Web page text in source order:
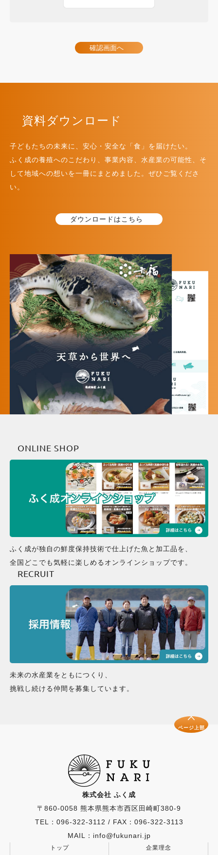
失・破損・改ざん・漏洩などを防止するため、
全対策を実施し、個人情報の厳重な管理を行い
個人情報の利用目的
せ時に、お名前、E-mailアドレス、電話番号等
の個人情報をご登録いただく場合がございます
が、これらの個人情報はご提供いただく際の目
的以外では利用いたしません。お客さまからお
預かりした個人情報は、当社からのご連絡や業
個人情報の第三者への開示・提供の禁
適切に管理し、次のいずれかに該当する場合を
除き、個人情報を第三者に開示いたしません。
・お客さまの同意がある場合
・お客さまが希望されるサービスを行なうために当社が
業務を委託する業者に対して開示する場合
・法令に基づき開示することが必要である場合
個人情報の安全対策
お客さまがご本人の個人情報の照会・修正・削
除などをご希望される場合には、ご本人である
ことを確認の上、対応させていただきます。
法令、規範の遵守と見直し
お問い合わせ
当社の個人情報の取扱に関するお問い合せは下
記までご連絡ください。
株式会社 ふく成
【本社】熊本県熊本市西区田崎町380-9
TEL : 096-322-3112
FAX : 096-322-3113
【田崎営業所】〒860-0053 熊本県熊本市西区
田崎3丁目1-31
【天草支店】〒866-0303 熊本県天草市御所浦
町横浦382-2
確認画面へ
資料ダウンロード
子どもたちの未来に、安心・安全な「食」を届けたい。
ふく成の養殖へのこだわり、事業内容、水産業の可能性、そ
して地域への想いを一冊にまとめました。ぜひご覧くださ
い。
ダウンロードはこちら
ONLINE SHOP
ふく成が独自の鮮度保持技術で仕上げた魚と加工品を、
全国どこでも気軽に楽しめるオンラインショップです。
RECRUIT
未来の水産業をともにつくり、
挑戦し続ける仲間を募集しています。
ページ上部
株式会社 ふく成
〒860-0058 熊本県熊本市西区田崎町380-9
TEL：096-322-3112 / FAX：096-322-3113
MAIL：info@fukunari.jp
トップ 企業理念